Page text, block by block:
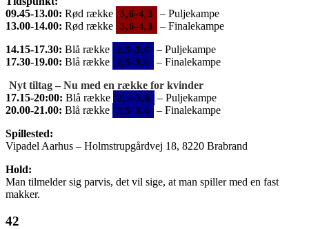
09.45-13.00: Rød række 3,6-4,3
– Puljekampe
13.00-14.00: Rød række 3,6-4,3
– Finalekampe
14.15-17.30: Blå række 2,5-3,6
– Puljekampe
17.30-19.00: Blå række 2,5-3,6
– Finalekampe
Nyt tiltag – Nu med en række for kvinder
17.15-20:00: Blå række 2,5-3,6
– Puljekampe
20.00-21.00: Blå række 2,5-3,6
– Finalekampe
Spillested:
Vipadel Aarhus – Holmstrupgårdvej 18, 8220 Brabrand
Hold:
Man tilmelder sig parvis, det vil sige, at man spiller med en fast
makker.
42